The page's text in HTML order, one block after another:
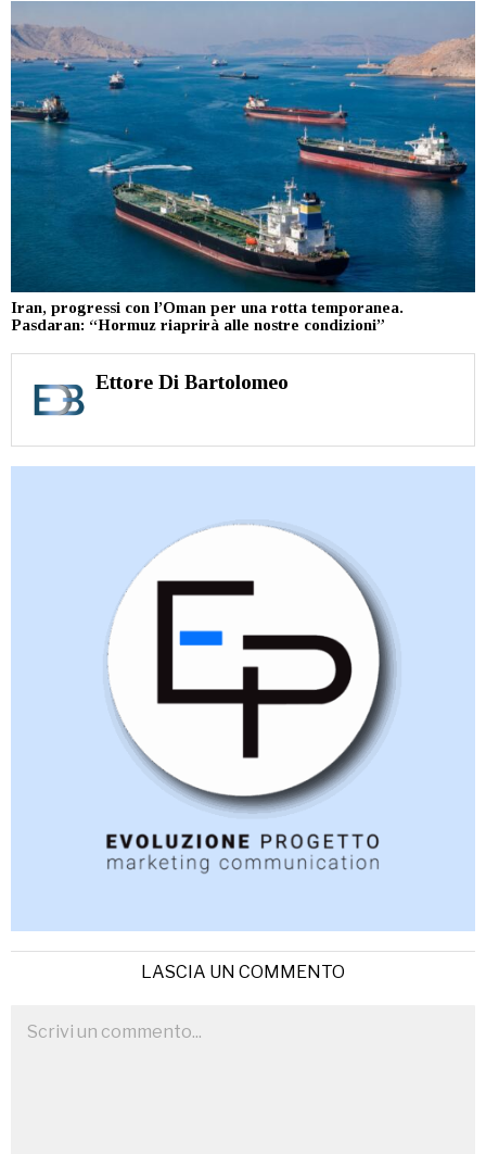
Iran, progressi con l’Oman per una rotta temporanea.
Pasdaran: “Hormuz riaprirà alle nostre condizioni”
Ettore Di Bartolomeo
LASCIA UN COMMENTO